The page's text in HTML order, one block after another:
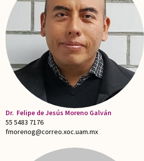
Dr. Felipe de Jesús Moreno Galván
55 5483 7176
fmorenog@correo.xoc.uam.mx